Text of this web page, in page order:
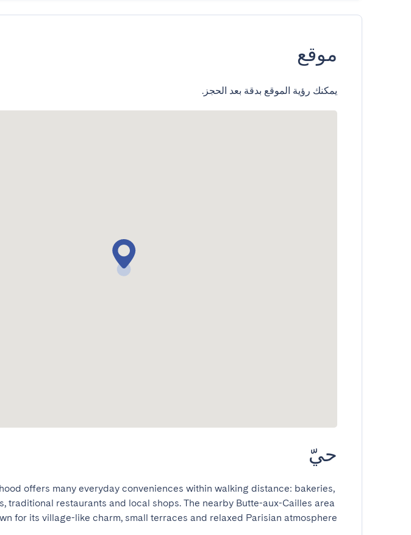
موقع
يمكنك رؤية الموقع بدقة بعد الحجز.
حيّ
offers many everyday conveniences within walking distance: bakeries,
traditional restaurants and local shops. The nearby Butte-aux-Cailles area